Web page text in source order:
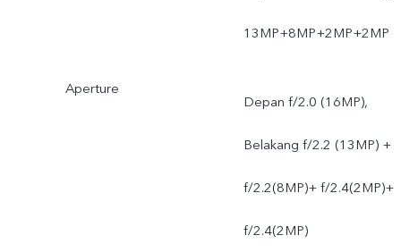
13MP+8MP+2MP+2MP
Aperture
Depan f/2.0 (16MP),
Belakang f/2.2 (13MP) +
f/2.2(8MP)+ f/2.4(2MP)+
f/2.4(2MP)